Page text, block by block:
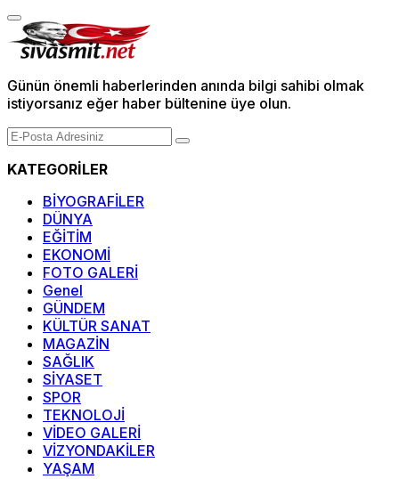
Günün önemli haberlerinden anında bilgi sahibi olmak
istiyorsanız eğer haber bültenine üye olun.
KATEGORİLER
BİYOGRAFİLER
DÜNYA
EĞİTİM
EKONOMİ
FOTO GALERİ
Genel
GÜNDEM
KÜLTÜR SANAT
MAGAZİN
SAĞLIK
SİYASET
SPOR
TEKNOLOJİ
VİDEO GALERİ
VİZYONDAKİLER
YAŞAM